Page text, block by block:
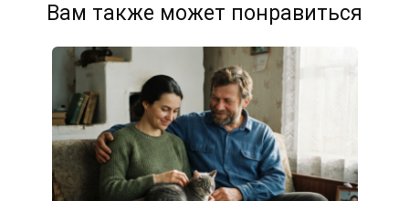
Вам также может понравиться